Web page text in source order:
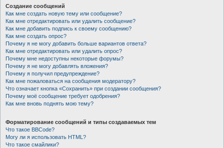
Создание сообщений
Как мне создать новую тему или сообщение?
Как мне отредактировать или удалить сообщение?
Как мне добавить подпись к своему сообщению?
Как мне создать опрос?
Почему я не могу добавить больше вариантов ответа?
Как мне отредактировать или удалить опрос?
Почему мне недоступны некоторые форумы?
Почему я не могу добавлять вложения?
Почему я получил предупреждение?
Как мне пожаловаться на сообщения модератору?
Что означает кнопка «Сохранить» при создании сообщения?
Почему моё сообщение требует одобрения?
Как мне вновь поднять мою тему?
Форматирование сообщений и типы создаваемых тем
Что такое BBCode?
Могу ли я использовать HTML?
Что такое смайлики?